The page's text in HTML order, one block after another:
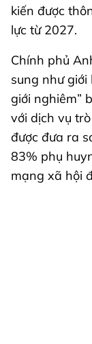
kiến được
lực từ 2027.
Chính phủ
sung như giới
giới nghiêm”
với dịch vụ
được đưa ra
83% phụ
mạng xã hội